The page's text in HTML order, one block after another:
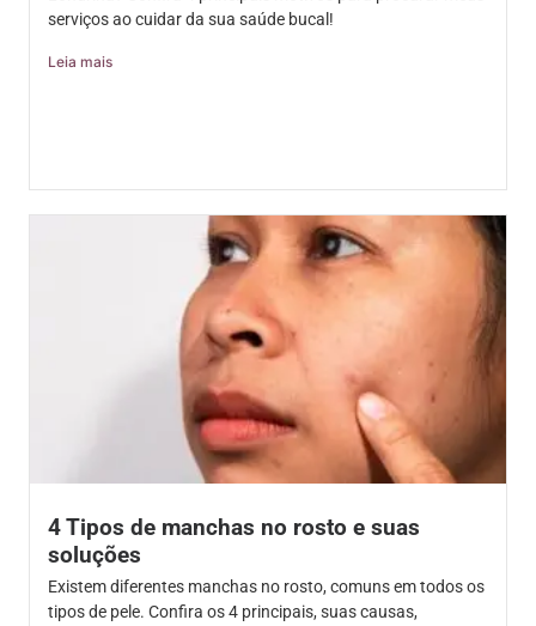
serviços ao cuidar da sua saúde bucal!
Leia mais
4 Tipos de manchas no rosto e suas
soluções
Existem diferentes manchas no rosto, comuns em todos os
tipos de pele. Confira os 4 principais, suas causas,